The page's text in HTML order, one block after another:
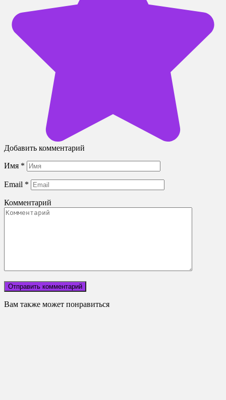
Добавить комментарий
Имя *
Email *
Комментарий
Вам также может понравиться